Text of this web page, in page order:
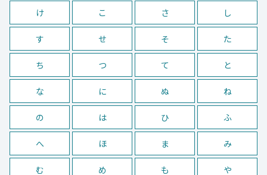
け こ さ し
す せ そ た
ち つ て と
な に ぬ ね
の は ひ ふ
へ ほ ま み
む め も や